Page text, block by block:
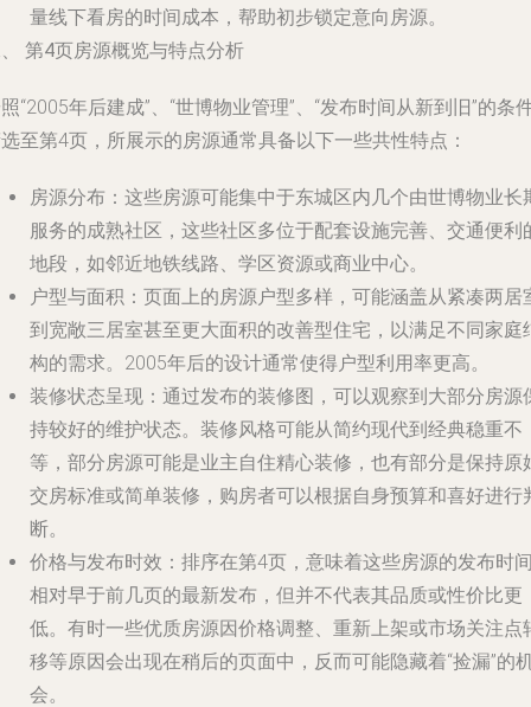
量线下看房的时间成本，帮助初步锁定意向房源。
第4页房源概览与特点分析
“2005年后建成”、“世博物业管理”、“发布时间从新到旧”的条
至第4页，所展示的房源通常具备以下一些共性特点：
房源分布 ：这些房源可能集中于东城区内几个由世博物业长
服务的成熟社区，这些社区多位于配套设施完善、交通便利
地段，如邻近地铁线路、学区资源或商业中心。
户型与面积 ：页面上的房源户型多样，可能涵盖从紧凑两居
到宽敞三居室甚至更大面积的改善型住宅，以满足不同家庭
构的需求。2005年后的设计通常使得户型利用率更高。
装修状态呈现 ：通过发布的装修图，可以观察到大部分房源
持较好的维护状态。装修风格可能从简约现代到经典稳重不
等，部分房源可能是业主自住精心装修，也有部分是保持原
交房标准或简单装修，购房者可以根据自身预算和喜好进行
断。
价格与发布时效 ：排序在第4页，意味着这些房源的发布时
相对早于前几页的最新发布，但并不代表其品质或性价比更
低。有时一些优质房源因价格调整、重新上架或市场关注点
移等原因会出现在稍后的页面中，反而可能隐藏着“捡漏”的
会。